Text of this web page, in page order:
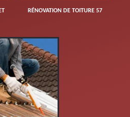
RÉNOVATION DE TOITURE 57